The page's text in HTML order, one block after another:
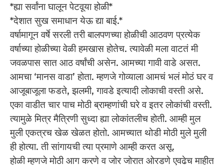
*ह्या सर्वांना घालून पेटवूया होळी*
*देशात सुख समाधान येऊ द्या बाई.*
वर्षामागून वर्षे सरली तरी बालपणच्या होळीची आठवण प्रत्येक
वर्षाच्या होळीच्या वेळी हमखास होतेच. त्यावेळी मला वाटतं मी
जवळपास सात आठ वर्षांची असेन. आमच्या गावी वाडे असत.
आमचा ‘मानस वाडा’ होता. म्हणजे गोव्याला आमचं भलं मोठं घर व
आजूबाजूला फडते, झलमी, गावडे इत्यादी लोकाची वस्ती असे.
एका वाडीत चार पाच मोठी ब्राम्हणांची घरे व इतर लोकांची वस्ती.
त्यामुळे मित्र मैत्रिणी सुध्दा ह्या लोकांतलीच होती. आम्ही मुल
मुली एकत्रच खेळ खेळत होतो. आमच्यात थोडी मोठी मुले मुली
ही होत्या. ती सांगायची त्या प्रमाणे आम्ही करत असू.
होळी म्हणजे मोठी आग करणे व जोर जोरात ओरडणे एवढेच माहीत